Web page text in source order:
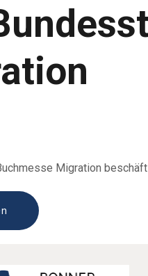
Migration